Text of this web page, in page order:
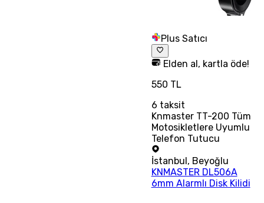
Plus Satıcı
Elden al, kartla öde!
550 TL
6 taksit
Knmaster TT-200 Tüm
Motosikletlere Uyumlu
Telefon Tutucu
İstanbul, Beyoğlu
KNMASTER DL506A
6mm Alarmlı Disk Kilidi